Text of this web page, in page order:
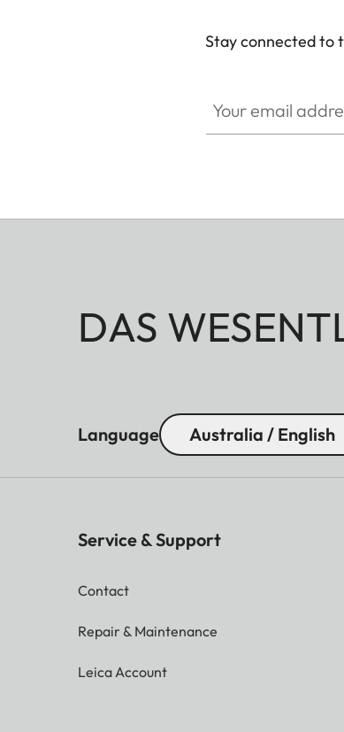
Stay connected to
DAS
Language Australia / English
Service & Support
Contact
Repair & Maintenance
Leica Account